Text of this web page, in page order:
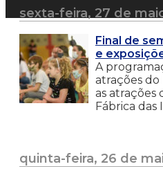
sexta-feira, 27 de
Final de
e
A
atrações do
as atrações
Fábrica das
quinta-feira, 26 de